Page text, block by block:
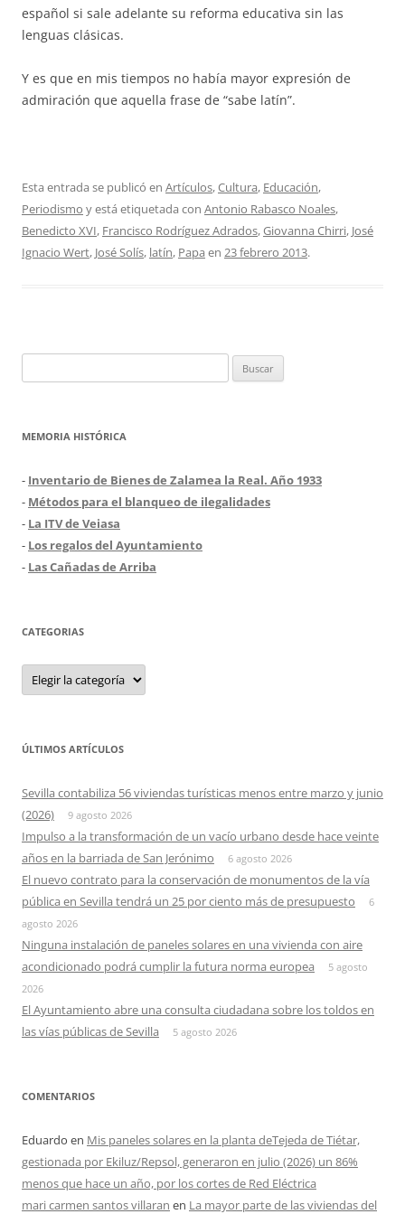
español si sale adelante su reforma educativa sin las
lenguas clásicas.
Y es que en mis tiempos no había mayor expresión de
admiración que aquella frase de “sabe latín”.
Esta entrada se publicó en Artículos,Cultura, Educación,
Periodismo y está etiquetada con Antonio Rabasco Noales,
Benedicto XVI, Francisco Rodríguez Adrados,Giovanna Chirri, José
Ignacio Wert, José Solís, latín, Papa en 23 febrero 2013.
MEMORIA HISTÓRICA
- Inventario de Bienes de Zalamea la Real. Año 1933
- Métodos para el blanqueo de ilegalidades
- La ITV de Veiasa
- Los regalos del Ayuntamiento
- Las Cañadas de Arriba
CATEGORIAS
Categorias
ÚLTIMOS ARTÍCULOS
Sevilla contabiliza 56 viviendas turísticas menos entre marzo y junio
(2026)
9 agosto 2026
Impulso a la transformación de un vacío urbano desde hace veinte
años en la barriada de San Jerónimo
6 agosto 2026
El nuevo contrato para la conservación de monumentos de la vía
pública en Sevilla tendrá un 25 por ciento más de presupuesto
6
agosto 2026
Ninguna instalación de paneles solares en una vivienda con aire
acondicionado podrá cumplir la futura norma europea
5 agosto
2026
El Ayuntamiento abre una consulta ciudadana sobre los toldos en
las vías públicas de Sevilla
5 agosto 2026
COMENTARIOS
Eduardo en Mis paneles solares en la planta deTejeda de Tiétar,
gestionada por Ekiluz/Repsol, generaron en julio (2026) un 86%
menos que hace un año, por los cortes de Red Eléctrica
mari carmen santos villaran en La mayor parte de las viviendas del